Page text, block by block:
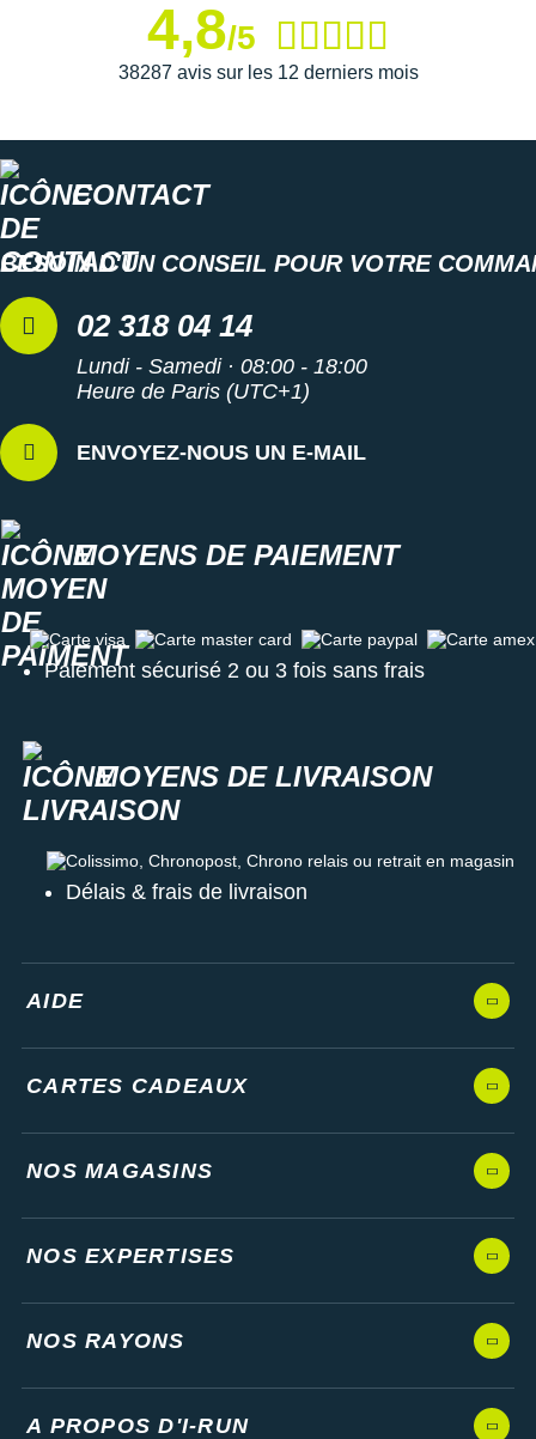
Semelle extérieure
: Sa caoutchouc durable et ses
Semelle intérieure amovible
Poids constaté chez i-Run : 281 g en taille 40
Coloris : rose clair, gris, vert et pêche
Les autres produits Reebok
4,8/5
38287 avis sur les 12 derniers mois
CONTACT
BESOIN D'UN CONSEIL POUR VOTRE
02 318 04 14
Lundi - Samedi · 08:00 - 18:00
Heure de Paris (UTC+1)
ENVOYEZ-NOUS UN E-MAIL
MOYENS DE PAIEMENT
Carte visa Carte master card Carte paypal Carte amex
Paiement sécurisé 2 ou 3 fois sans frais
MOYENS DE LIVRAISON
Colissimo, Chronopost, Chrono relais ou retrait en magasin
Délais & frais de livraison
AIDE
CARTES CADEAUX
NOS MAGASINS
NOS EXPERTISES
NOS RAYONS
A PROPOS D'I-RUN